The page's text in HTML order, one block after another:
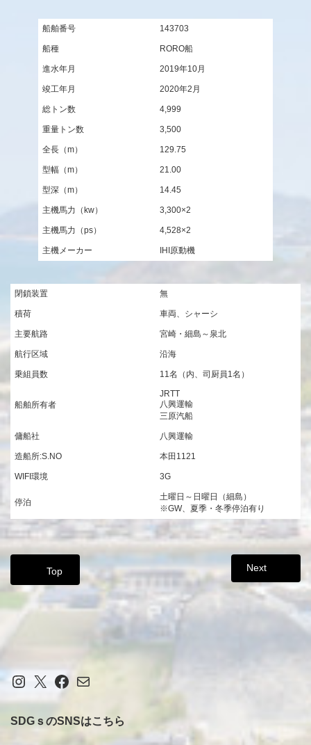
船舶番号 143703
船種 RORO船
進水年月 2019年10月
竣工年月 2020年2月
総トン数 4,999
重量トン数 3,500
全長（m） 129.75
型幅（m） 21.00
型深（m） 14.45
主機馬力（kw） 3,300×2
主機馬力（ps） 4,528×2
主機メーカー IHI原動機
閉鎖装置 無
積荷 車両、シャーシ
主要航路 宮崎・細島～泉北
航行区域 沿海
乗組員数 11名（内、司厨員1名）
船舶所有者
JRTT
八興運輸
三原汽船
傭船社 八興運輸
造船所:S.NO 本田1121
WIFI環境 3G
停泊
土曜日～日曜日（細島）
※GW、夏季・冬季停泊有り
Top Next
Instagram
X Facebook
メール
SDGｓのSNSはこちら